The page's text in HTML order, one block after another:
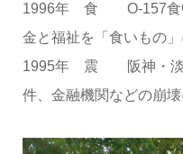
1996年 食 O-157食中
金と福祉を「食いもの
1995年 震 阪神・淡
件、金融機関などの崩壊